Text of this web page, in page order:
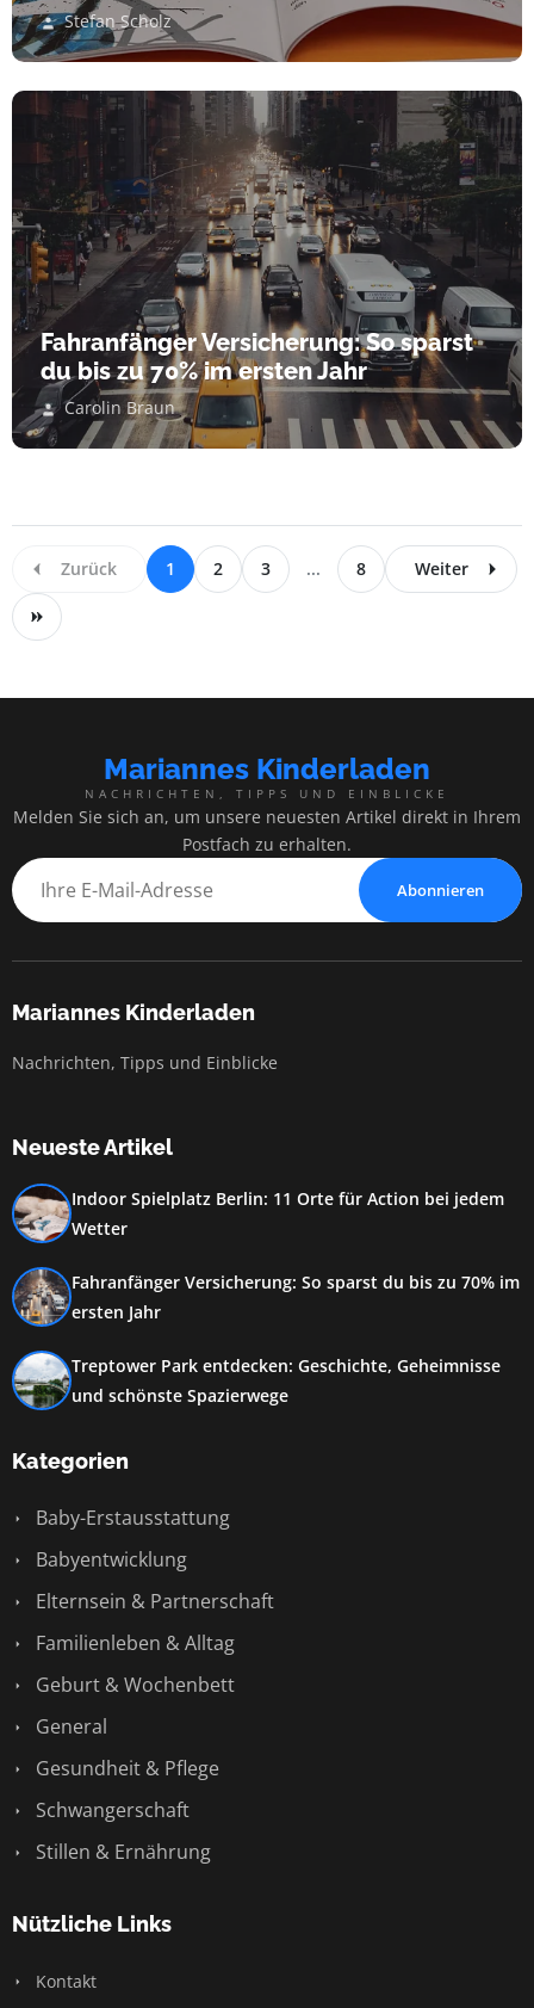
Stefan Scholz
Fahranfänger Versicherung: So sparst
du bis zu 70% im ersten Jahr
Carolin Braun
Zurück 1 2 3 ... 8 Weiter
Mariannes Kinderladen
NACHRICHTEN, TIPPS UND EINBLICKE
Melden Sie sich an, um unsere neuesten Artikel direkt in Ihrem
Postfach zu erhalten.
Abonnieren
Mariannes Kinderladen
Nachrichten, Tipps und Einblicke
Neueste Artikel
Indoor Spielplatz Berlin: 11 Orte für Action bei jedem
Wetter
Fahranfänger Versicherung: So sparst du bis zu 70% im
ersten Jahr
Treptower Park entdecken: Geschichte, Geheimnisse
und schönste Spazierwege
Kategorien
Baby-Erstausstattung
Babyentwicklung
Elternsein & Partnerschaft
Familienleben & Alltag
Geburt & Wochenbett
General
Gesundheit & Pflege
Schwangerschaft
Stillen & Ernährung
Nützliche Links
Kontakt